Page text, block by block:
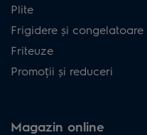
Plite
Frigidere și congelatoare
Friteuze
Promoții și reduceri
Magazin online